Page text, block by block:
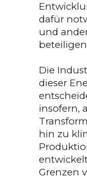
dafür
und
Die
dieser
insofern,
hin zu
Grenzen